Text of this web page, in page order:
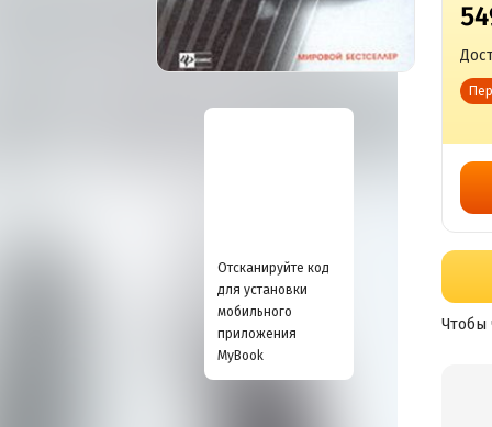
Отсканируйте код
для установки
мобильного
приложения
MyBook
Чтобы